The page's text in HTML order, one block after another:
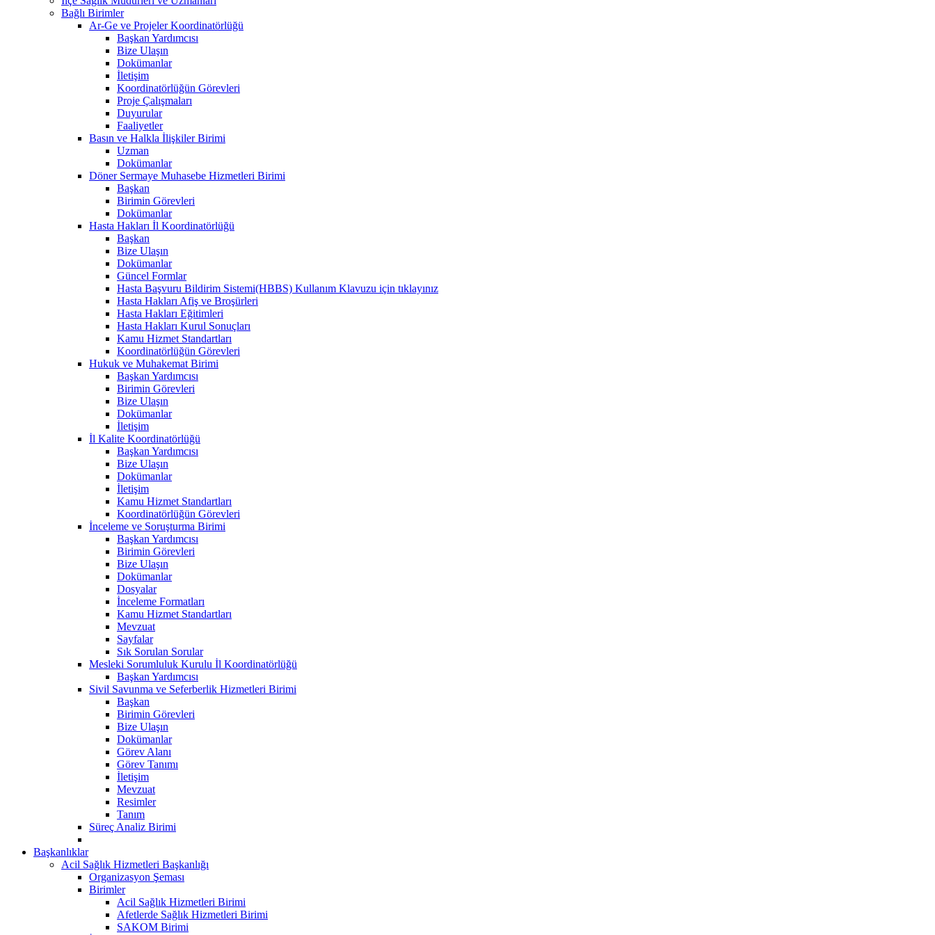
Bağlı Birimler
Ar-Ge ve Projeler Koordinatörlüğü
Başkan Yardımcısı
Bize Ulaşın
Dokümanlar
İletişim
Koordinatörlüğün Görevleri
Proje Çalışmaları
Duyurular
Faaliyetler
Basın ve Halkla İlişkiler Birimi
Uzman
Dokümanlar
Döner Sermaye Muhasebe Hizmetleri Birimi
Başkan
Birimin Görevleri
Dokümanlar
Hasta Hakları İl Koordinatörlüğü
Başkan
Bize Ulaşın
Dokümanlar
Güncel Formlar
Hasta Başvuru Bildirim Sistemi(HBBS) Kullanım Klavuzu için tıklayınız
Hasta Hakları Afiş ve Broşürleri
Hasta Hakları Eğitimleri
Hasta Hakları Kurul Sonuçları
Kamu Hizmet Standartları
Koordinatörlüğün Görevleri
Hukuk ve Muhakemat Birimi
Başkan Yardımcısı
Birimin Görevleri
Bize Ulaşın
Dokümanlar
İletişim
İl Kalite Koordinatörlüğü
Başkan Yardımcısı
Bize Ulaşın
Dokümanlar
İletişim
Kamu Hizmet Standartları
Koordinatörlüğün Görevleri
İnceleme ve Soruşturma Birimi
Başkan Yardımcısı
Birimin Görevleri
Bize Ulaşın
Dokümanlar
Dosyalar
İnceleme Formatları
Kamu Hizmet Standartları
Mevzuat
Sayfalar
Sık Sorulan Sorular
Mesleki Sorumluluk Kurulu İl Koordinatörlüğü
Başkan Yardımcısı
Sivil Savunma ve Seferberlik Hizmetleri Birimi
Başkan
Birimin Görevleri
Bize Ulaşın
Dokümanlar
Görev Alanı
Görev Tanımı
İletişim
Mevzuat
Resimler
Tanım
Süreç Analiz Birimi
Başkanlıklar
Acil Sağlık Hizmetleri Başkanlığı
Organizasyon Şeması
Birimler
Acil Sağlık Hizmetleri Birimi
Afetlerde Sağlık Hizmetleri Birimi
SAKOM Birimi